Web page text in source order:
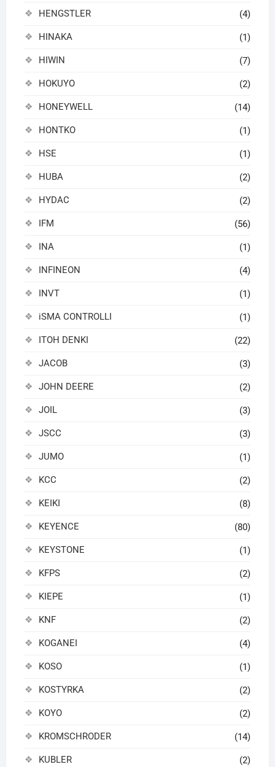
HENGSTLER (4)
HINAKA (1)
HIWIN (7)
HOKUYO (2)
HONEYWELL (14)
HONTKO (1)
HSE (1)
HUBA (2)
HYDAC (2)
IFM (56)
INA (1)
INFINEON (4)
INVT (1)
iSMA CONTROLLI (1)
ITOH DENKI (22)
JACOB (3)
JOHN DEERE (2)
JOIL (3)
JSCC (3)
JUMO (1)
KCC (2)
KEIKI (8)
KEYENCE (80)
KEYSTONE (1)
KFPS (2)
KIEPE (1)
KNF (2)
KOGANEI (4)
KOSO (1)
KOSTYRKA (2)
KOYO (2)
KROMSCHRODER (14)
KUBLER (2)